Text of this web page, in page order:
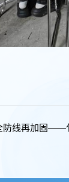
防线再加固——